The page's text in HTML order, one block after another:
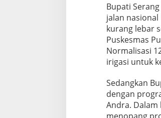
Bupati
jalan
kurang lebar
Puskesmas
Normalisasi
irigasi untuk
Sedangkan
dengan
Andra.